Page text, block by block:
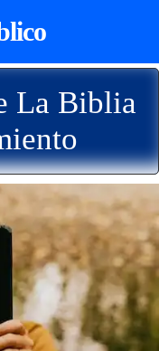
La Biblia